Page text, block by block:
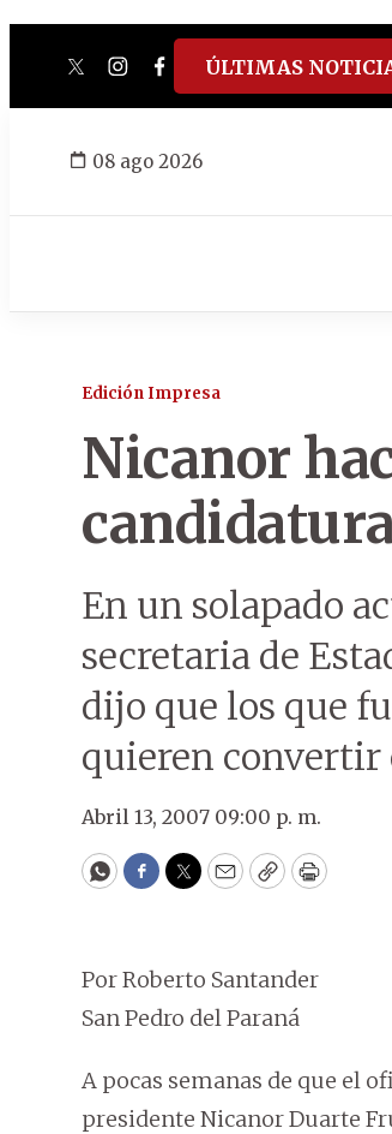
twitterinstagram
facebook
tiktokyoutube
spotify
ÚLTIMAS
08 ago 2026
Edición Impresa
Nicanor
En un solapado
secretaria de
dijo que los que
quieren convertir
Abril 13, 2007 09:00 p. m.
WhatsApp
Facebook
Twitter
EmailCopyPrint
Por Roberto Santander
San Pedro del Paraná
A pocas semanas de que el
presidente Nicanor Duarte